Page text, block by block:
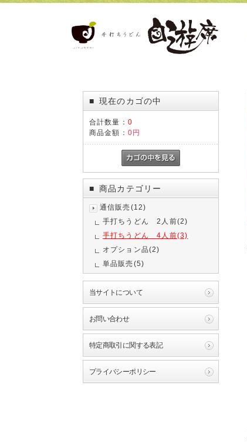
■ 現在のカゴの中
合計数量： 0
商品金額： 0円
■ 商品カテゴリー
通信販売(12)
手打ちうどん 2人前(2)
手打ちうどん 4人前(3)
オプション品(2)
単品販売(5)
当サイトについて
お問い合わせ
特定商取引に関する表記
プライバシーポリシー